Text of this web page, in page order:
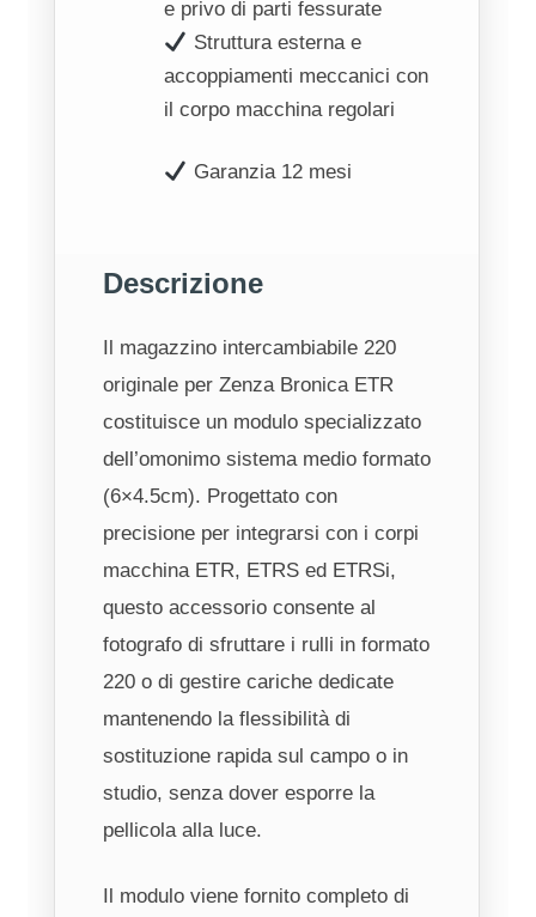
e privo di parti fessurate
Struttura esterna e
accoppiamenti meccanici con
il corpo macchina regolari
Garanzia 12 mesi
Descrizione
Il magazzino intercambiabile 220
originale per Zenza Bronica ETR
costituisce un modulo specializzato
dell’omonimo sistema medio formato
(6×4.5cm). Progettato con
precisione per integrarsi con i corpi
macchina ETR, ETRS ed ETRSi,
questo accessorio consente al
fotografo di sfruttare i rulli in formato
220 o di gestire cariche dedicate
mantenendo la flessibilità di
sostituzione rapida sul campo o in
studio, senza dover esporre la
pellicola alla luce.
Il modulo viene fornito completo di